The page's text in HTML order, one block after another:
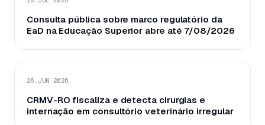
Consulta pública sobre marco regulatório da
EaD na Educação Superior abre até 7/08/2026
26.JUN.2026
CRMV-RO fiscaliza e detecta cirurgias e
internação em consultório veterinário irregular